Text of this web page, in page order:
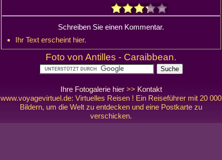
Schreiben Sie einen Kommentar.
Ihr Text erscheint hier.
Foto von Antilles - Caraibbean.
Ihre Fotogalerie hier>> Kontakt
www.voyagevirtuel.de: Virtuelles Reisen ! Ein Reiseführer mit 20 000
Bildern, um die Welt zu entdecken und eine Postkarte zu
verschicken.